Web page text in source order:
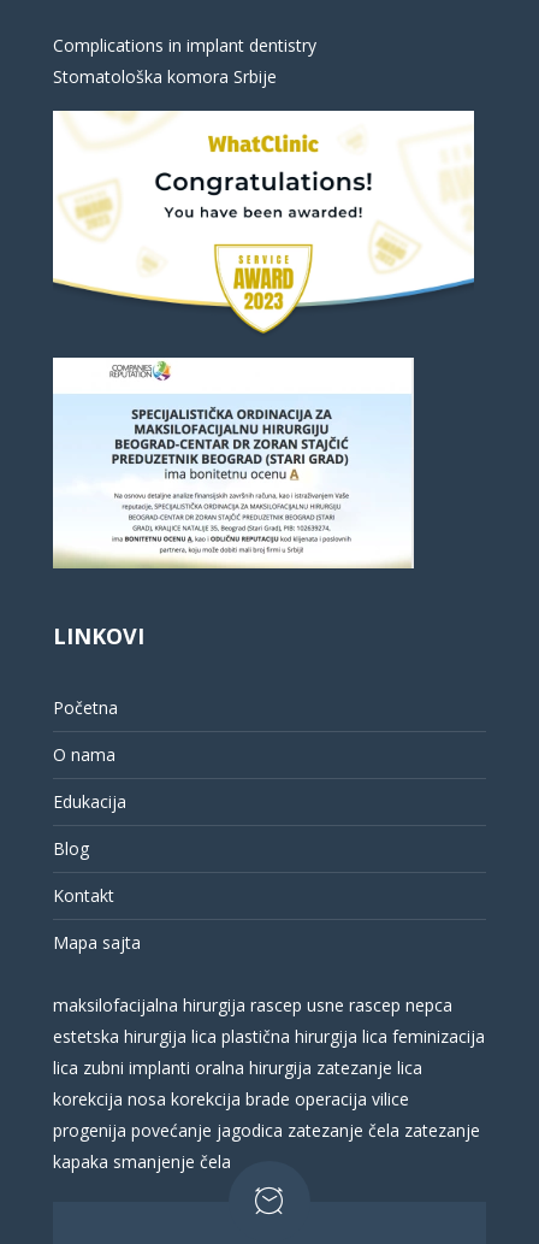
Complications in implant dentistry
Stomatološka komora Srbije
LINKOVI
Početna
O nama
Edukacija
Blog
Kontakt
Mapa sajta
maksilofacijalna hirurgija rascep usne rascep nepca
estetska hirurgija lica plastična hirurgija lica feminizacija
lica zubni implanti oralna hirurgija zatezanje lica
korekcija nosa korekcija brade operacija vilice
progenija povećanje jagodica zatezanje čela zatezanje
kapaka smanjenje čela